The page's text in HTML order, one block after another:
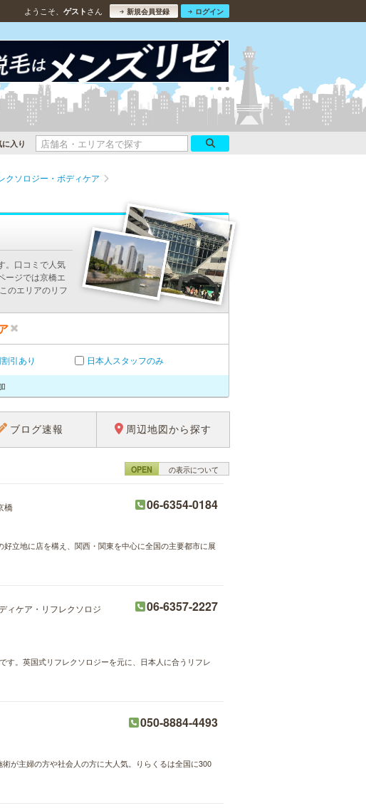
ようこそ、 ゲスト さん 新規会員登録 ログイン
に入り
クソロジー・ボディケア
。口コミで人気
ージでは京橋エ
のエリアのリフ
引あり 日本人スタッフのみ
ブログ速報 周辺地図から探す
OPEN の表示について
橋 06-6354-0184
立地に店を構え、関西・関東を中心に全国の主要都市に展
ィケア・リフレクソロジ
06-6357-2227
す。英国式リフレクソロジーを元に、日本人に合うリフレ
050-8884-4493
が主婦の方や社会人の方に大人気。りらくるは全国に300